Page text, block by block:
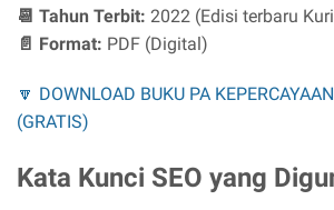
📆 Tahun Terbit: 2022 (Edisi terbaru
📄 Format: PDF (Digital)
🔽 DOWNLOAD BUKU PA
(GRATIS)
Kata Kunci SEO yang